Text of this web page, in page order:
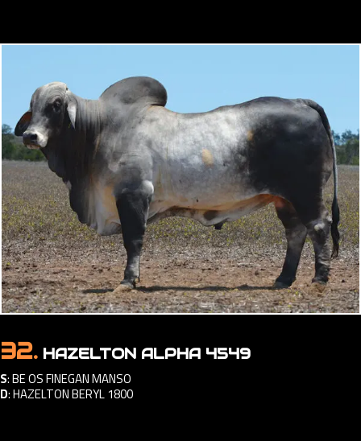
32. HAZELTON ALPHA 4549
S:BE OS FINEGAN MANSO
D:HAZELTON BERYL 1800